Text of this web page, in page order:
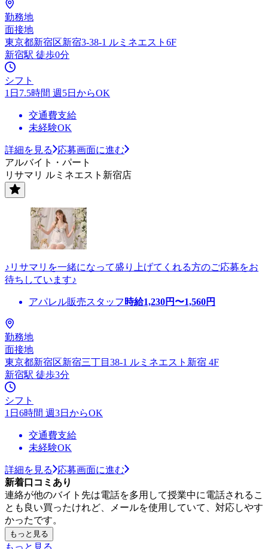
勤務地
面接地
東京都新宿区新宿3-38-1 ルミネエスト6F
新宿駅 徒歩0分
シフト
1日7.5時間 週5日からOK
交通費支給
未経験OK
詳細を見る
応募画面に進む
アルバイト・パート
リサマリ ルミネエスト新宿店
♪リサマリを一緒になって盛り上げてくれる方のご応募をお
待ちしています♪
アパレル販売スタッフ 時給1,230円〜1,560円
勤務地
面接地
東京都新宿区新宿三丁目38-1 ルミネエスト新宿 4F
新宿駅 徒歩3分
シフト
1日6時間 週3日からOK
交通費支給
未経験OK
詳細を見る
応募画面に進む
新着口コミあり
連絡が他のバイト先は電話を多用して授業中に電話されるこ
とも良い買ったけれど、メールを使用していて、対応しやす
かったです。
もっと見る
もっと見る